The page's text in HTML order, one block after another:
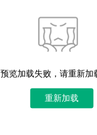
预览加载失败，请重新加
重新加载